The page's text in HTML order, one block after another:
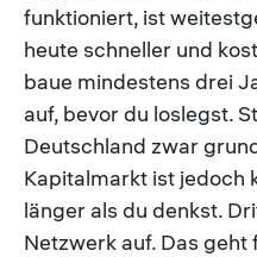
funktioniert, ist
heute schneller und
baue mindestens drei
auf, bevor du loslegst.
Deutschland zwar
Kapitalmarkt ist jedoch
länger als du denkst.
Netzwerk auf. Das geht